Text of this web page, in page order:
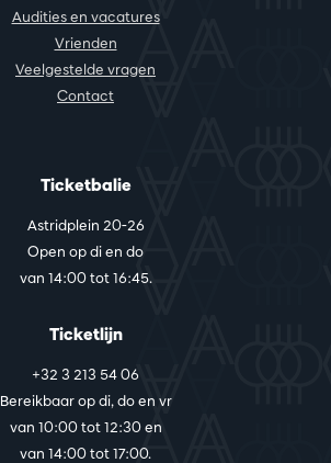
Audities en vacatures
Vrienden
Veelgestelde vragen
Contact
Ticketbalie
Astridplein 20-26
Open op di en do
van 14:00 tot 16:45.
Ticketlijn
+32 3 213 54 06
Bereikbaar op di, do en vr
van 10:00 tot 12:30 en
van 14:00 tot 17:00.